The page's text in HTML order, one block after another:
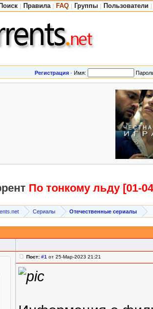
Поиск Правила FAQ Группы Пользователи
Регистрация · Имя:
По тонкому льду [01-
Сериалы Отечественные сериалы
Пост: #1 от 25-Мар-2023 21:21